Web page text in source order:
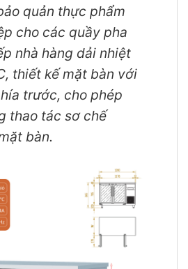
quản thực phẩm
cho các quầy pha
nhà hàng dải nhiệt
thiết kế mặt bàn với
trước, cho phép
thao tác sơ chế
bàn.